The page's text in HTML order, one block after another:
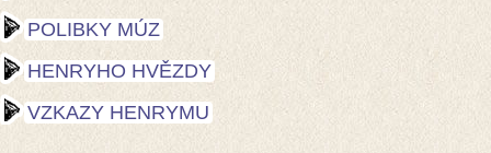
POLIBKY MÚZ
HENRYHO HVĚZDY
VZKAZY HENRYMU